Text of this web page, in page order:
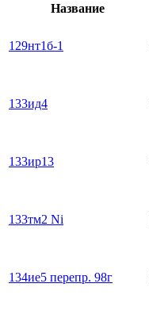
Название
129нт1б-1
133ид4
133ир13
133тм2 Ni
134ие5 перепр. 98г